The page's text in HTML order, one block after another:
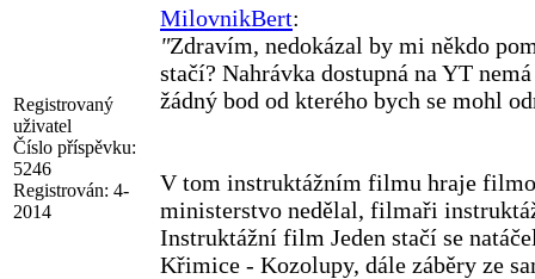
Registrovaný
uživatel
Číslo příspěvku:
5246
Registrován: 4-
2014
MilovnikBert:
"Zdravím, nedokázal by mi někdo
stačí? Nahrávka dostupná na YT
žádný bod od kterého bych se mohl
V tom instruktážním filmu hraje
ministerstvo nedělal, filmaři
Instruktážní film Jeden stačí se
Křimice - Kozolupy, dále záběry ze